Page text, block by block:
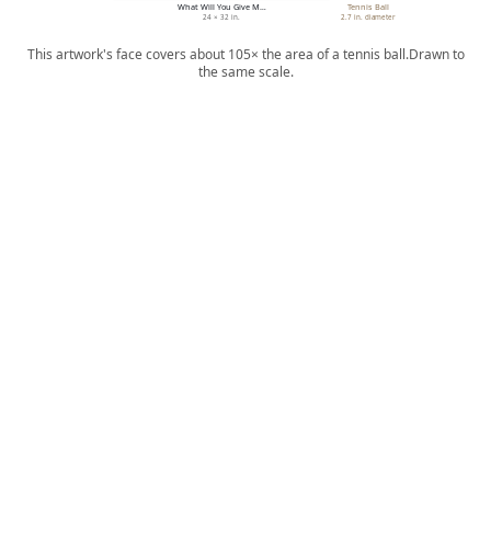
What Will You Give M…
24 × 32 in.
Tennis Ball
2.7 in. diameter
This artwork's face covers about 105× the area of a tennis ball.Drawn to
the same scale.